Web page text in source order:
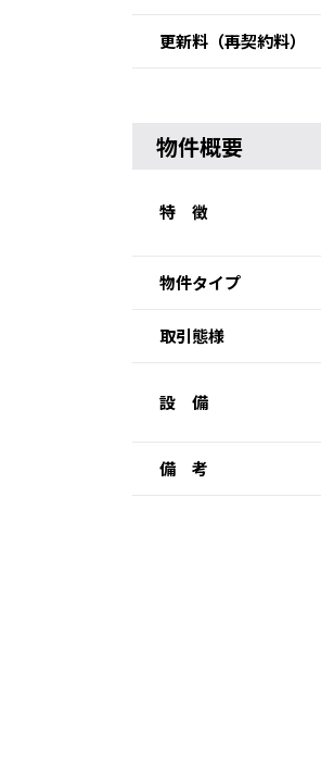
更新料 （再契約料）
物件概要
特 徴
物件タイプ
取引態様
設 備
備 考